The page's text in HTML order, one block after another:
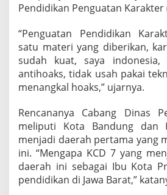
Pendidikan Penguatan Karakter
“Penguatan Pendidikan
satu materi yang diberikan,
sudah kuat, saya indonesia,
antihoaks, tidak usah pakai
menangkal hoaks,” ujarnya.
Rencananya Cabang Dinas
meliputi Kota Bandung dan
menjadi daerah pertama yang
ini. “Mengapa KCD 7 yang
daerah ini sebagai Ibu Kota
pendidikan di Jawa Barat,”